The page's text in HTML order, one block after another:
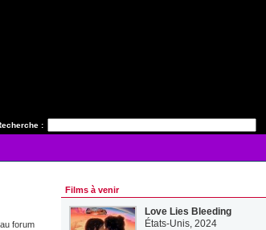
:
Films à venir
Love Lies Bleeding
États-Unis, 2024